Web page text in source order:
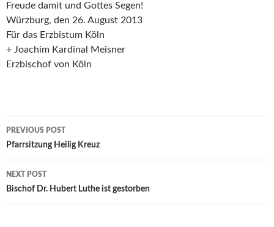
Freude damit und Gottes Segen!
Würzburg, den 26. August 2013
Für das Erzbistum Köln
+ Joachim Kardinal Meisner
Erzbischof von Köln
Post
navigation
PREVIOUS POST
Pfarrsitzung Heilig Kreuz
NEXT POST
Bischof Dr. Hubert Luthe ist gestorben